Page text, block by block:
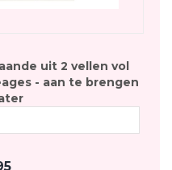
uit 2 vellen vol
- aan te brengen